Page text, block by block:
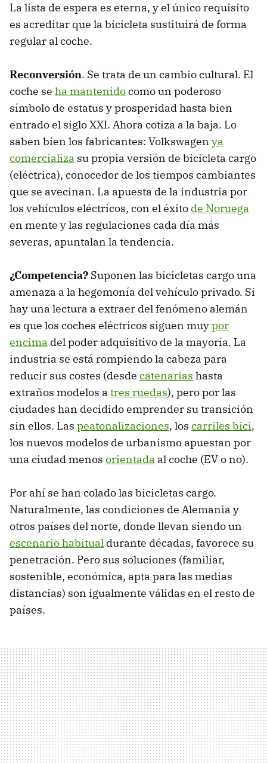
La lista de espera es eterna, y el único requisito
es acreditar que la bicicleta sustituirá de forma
regular al coche.
Reconversión. Se trata de un cambio cultural. El
coche se ha mantenidocomo un poderoso
símbolo de estatus y prosperidad hasta bien
entrado el siglo XXI. Ahora cotiza a la baja. Lo
saben bien los fabricantes: Volkswagen ya
comercializa su propia versión de bicicleta cargo
(eléctrica), conocedor de los tiempos cambiantes
que se avecinan. La apuesta de la industria por
los vehículos eléctricos, con el éxito de Noruega
en mente y las regulaciones cada día más
severas, apuntalan la tendencia.
¿Competencia? Suponen las bicicletas cargo una
amenaza a la hegemonía del vehículo privado. Si
hay una lectura a extraer del fenómeno alemán
es que los coches eléctricos siguen muypor
encima del poder adquisitivo de la mayoría. La
industria se está rompiendo la cabeza para
reducir sus costes (desde catenarias hasta
extraños modelos a tres ruedas), pero por las
ciudades han decidido emprender su transición
sin ellos. Las peatonalizaciones, los carriles bici,
los nuevos modelos de urbanismo apuestan por
una ciudad menos orientada al coche (EV o no).
Por ahí se han colado las bicicletas cargo.
Naturalmente, las condiciones de Alemania y
otros países del norte, donde llevan siendo un
escenario habitual durante décadas, favorece su
penetración. Pero sus soluciones (familiar,
sostenible, económica, apta para las medias
distancias) son igualmente válidas en el resto de
países.